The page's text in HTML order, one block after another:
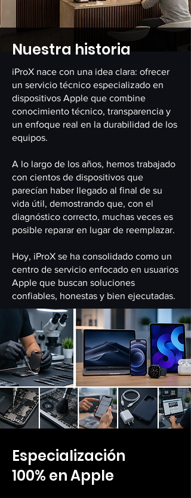
Nuestra historia
iProX nace con una idea clara: ofrecer
un servicio técnico especializado en
dispositivos Apple que combine
conocimiento técnico, transparencia y
un enfoque real en la durabilidad de los
equipos.
A lo largo de los años, hemos trabajado
con cientos de dispositivos que
parecían haber llegado al final de su
vida útil, demostrando que, con el
diagnóstico correcto, muchas veces es
posible reparar en lugar de reemplazar.
Hoy, iProX se ha consolidado como un
centro de servicio enfocado en usuarios
Apple que buscan soluciones
confiables, honestas y bien ejecutadas.
Especialización
100% en Apple